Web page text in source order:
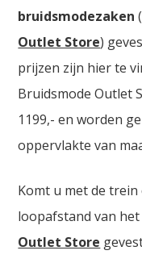
bruidsmodezaken
Outlet Store)
prijzen zijn hier te
Bruidsmode Outlet
1199,- en worden
oppervlakte van
Komt u met de
loopafstand van
Outlet Store